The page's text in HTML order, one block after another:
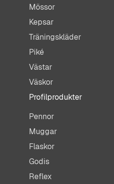
Mössor
Kepsar
Träningskläder
Piké
Västar
Väskor
Profilprodukter
Pennor
Muggar
Flaskor
Godis
Reflex